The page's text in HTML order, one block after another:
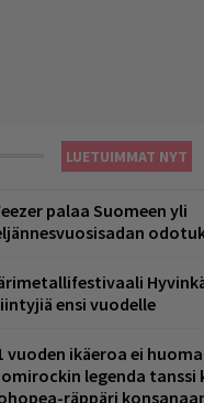
LUETUIMMAT NYT
palaa Suomeen yli
ensi vuodelle
vuoden ikäeroa ei
legenda tanssi
räppäri